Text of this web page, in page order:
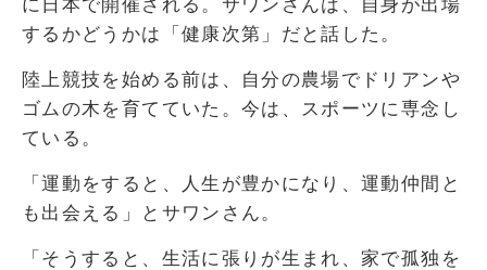
するかどうかは「健康次第」だと話した。
陸上競技を始める前は、自分の農場でドリアンや
ゴムの木を育てていた。今は、スポーツに専念し
ている。
「運動をすると、人生が豊かになり、運動仲間と
も出会える」とサワンさん。
「そうすると、生活に張りが生まれ、家で孤独を